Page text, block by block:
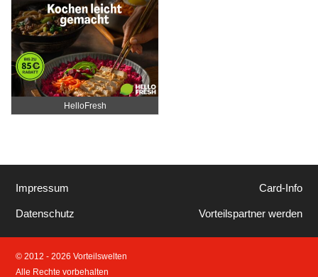
HelloFresh
Impressum
Datenschutz
Card-Info
Vorteilspartner werden
© 2012 - 2026 Vorteilswelten
Alle Rechte vorbehalten